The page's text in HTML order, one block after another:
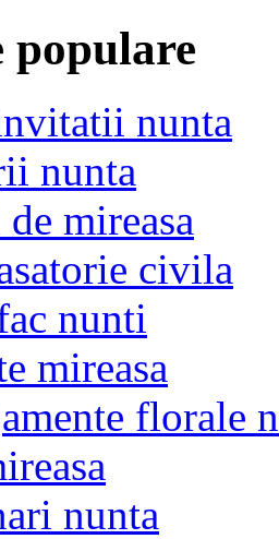
nunta
nunta
mireasa
civila
nunti
mireasa
florale
nunta